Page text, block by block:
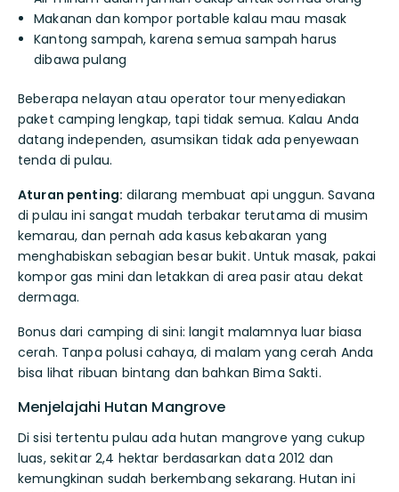
Makanan dan kompor portable kalau mau masak
Kantong sampah, karena semua sampah harus
dibawa pulang
Beberapa nelayan atau operator tour menyediakan
paket camping lengkap, tapi tidak semua. Kalau Anda
datang independen, asumsikan tidak ada penyewaan
tenda di pulau.
Aturan penting: dilarang membuat api unggun. Savana
di pulau ini sangat mudah terbakar terutama di musim
kemarau, dan pernah ada kasus kebakaran yang
menghabiskan sebagian besar bukit. Untuk masak, pakai
kompor gas mini dan letakkan di area pasir atau dekat
dermaga.
Bonus dari camping di sini: langit malamnya luar biasa
cerah. Tanpa polusi cahaya, di malam yang cerah Anda
bisa lihat ribuan bintang dan bahkan Bima Sakti.
Menjelajahi Hutan Mangrove
Di sisi tertentu pulau ada hutan mangrove yang cukup
luas, sekitar 2,4 hektar berdasarkan data 2012 dan
kemungkinan sudah berkembang sekarang. Hutan ini